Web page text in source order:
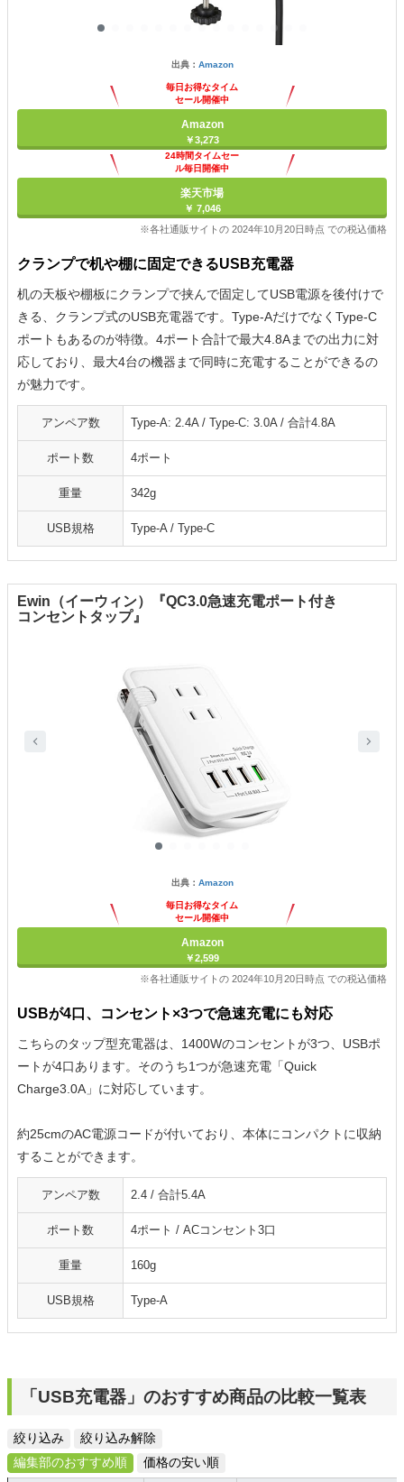
出典： Amazon
毎日お得なタイム
セール開催中
Amazon
￥3,273
24時間タイムセー
ル毎日開催中
楽天市場
￥ 7,046
※各社通販サイトの 2024年10月20日時点 での税込価格
クランプで机や棚に固定できるUSB充電器
机の天板や棚板にクランプで挟んで固定してUSB電源を後付けで
きる、クランプ式のUSB充電器です。Type-AだけでなくType-C
ポートもあるのが特徴。4ポート合計で最大4.8Aまでの出力に対
応しており、最大4台の機器まで同時に充電することができるの
が魅力です。
アンペア数 Type-A: 2.4A / Type-C: 3.0A / 合計4.8A
ポート数 4ポート
重量 342g
USB規格 Type-A / Type-C
Ewin（イーウィン）『QC3.0急速充電ポート付き
コンセントタップ』
出典： Amazon
毎日お得なタイム
セール開催中
Amazon
￥2,599
※各社通販サイトの 2024年10月20日時点 での税込価格
USBが4口、コンセント×3つで急速充電にも対応
こちらのタップ型充電器は、1400Wのコンセントが3つ、USBポ
ートが4口あります。そのうち1つが急速充電「Quick
Charge3.0A」に対応しています。
約25cmのAC電源コードが付いており、本体にコンパクトに収納
することができます。
アンペア数 2.4 / 合計5.4A
ポート数 4ポート / ACコンセント3口
重量 160g
USB規格 Type-A
「USB充電器」のおすすめ商品の比較一覧表
絞り込み
絞り込み解除
編集部のおすすめ順
価格の安い順